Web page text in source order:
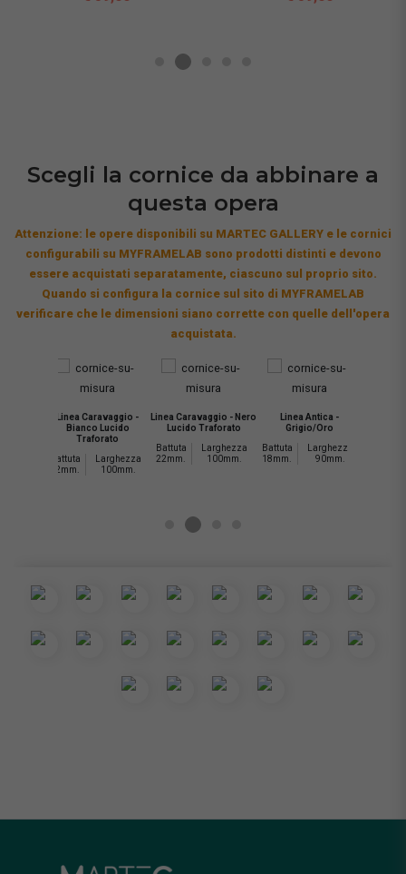
Scegli la cornice da abbinare a
questa opera
Attenzione: le opere disponibili su MARTEC GALLERY e le cornici
configurabili su MYFRAMELAB sono prodotti distinti e devono
essere acquistati separatamente, ciascuno sul proprio sito.
Quando si configura la cornice sul sito di MYFRAMELAB
verificare che le dimensioni siano corrette con quelle dell'opera
acquistata.